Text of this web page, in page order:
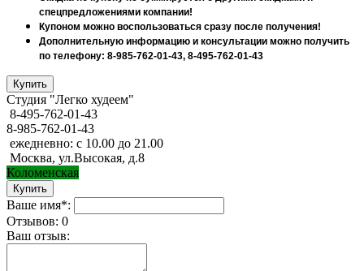
спецпредложениями компании!
Купоном можно воспользоваться сразу после получения!
Дополнительную информацию и консультации можно получить
по телефону: 8-985-762-01-43, 8-495-762-01-43
Студия "Легко худеем"
8-495-762-01-43
8-985-762-01-43
ежедневно: с 10.00 до 21.00
Москва, ул.Высокая, д.8
Коломенская
Ваше имя*:
Отзывов: 0
Ваш отзыв: